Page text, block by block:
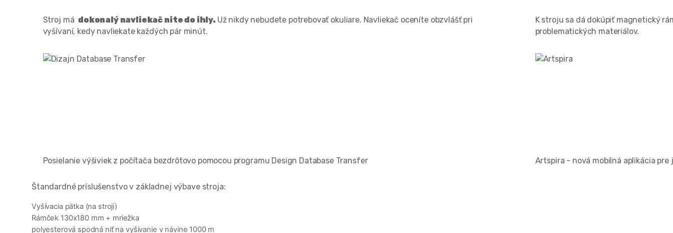
Stroj mádokonalý navliekač nite do ihly. Už nikdy nebudete potrebovať okuliare. Navliekač oceníte obzvlášť pri
vyšívaní, kedy navliekate každých pár minút.
K stroju sa dá dokúpiť magnetický
problematických materiálov.
Posielanie výšiviek z počítača bezdrôtovo pomocou programu Design Database Transfer Artspira - nová mobilná aplikácia
Štandardné príslušenstvo v základnej výbave stroja:
Vyšívacia pätka (na stroji)
Rámček 130x180 mm + mriežka
polyesterová spodná niť na vyšívanie v návine 1000 m